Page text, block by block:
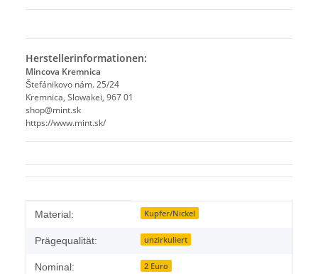
Herstellerinformationen:
Mincova Kremnica
Štefánikovo nám. 25/24
Kremnica, Slowakei, 967 01
shop@mint.sk
https://www.mint.sk/
Produkteigenschaft
Wert
Material: Kupfer/Nickel
Prägequalität: unzirkuliert
Nominal: 2 Euro